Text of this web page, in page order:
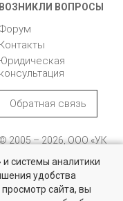
выгодным ценам в
ВОЗНИКЛИ ВОПРОСЫ
Контакты
Юридическая
консультация
Обратная связь
2005 – 2026, ООО «УК
Санкт-
Петербург, пр. Юрия
1
системы аналитики
удобства
сайта, вы